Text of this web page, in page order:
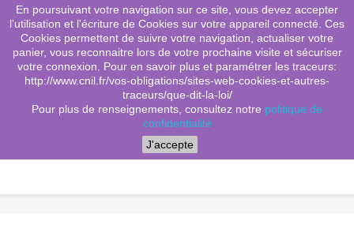
shopping_cart (0)

search
Menu
En poursuivant votre navigation sur ce site, vous devez accepter
l’utilisation et l'écriture de Cookies sur votre appareil connecté. Ces
Cookies permettent de suivre votre navigation, actualiser votre
panier, vous reconnaitre lors de votre prochaine visite et sécuriser
votre connexion. Pour en savoir plus et paramétrer les traceurs:
http://www.cnil.fr/vos-obligations/sites-web-cookies-et-autres-
traceurs/que-dit-la-loi/
Pour plus de renseignements, consultez notre politique de
confidentialité
J'accepte